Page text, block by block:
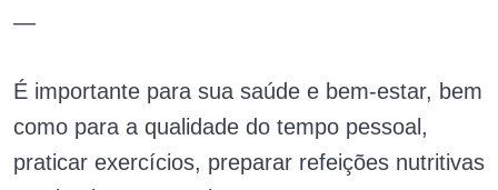
—
É importante para sua saúde e bem-estar, bem
como para a qualidade do tempo pessoal,
praticar exercícios, preparar refeições nutritivas